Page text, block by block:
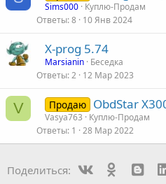
Sims000 Куплю-Продам
Ответы 8 10 Янв 2024
X-prog 5.74
Marsianin Беседка
Ответы 2 12 Мар 2023
V Продаю ObdStar
Vasya763
Куплю-Продам
Ответы 1 28 Мар 2022
Поделиться: Ok